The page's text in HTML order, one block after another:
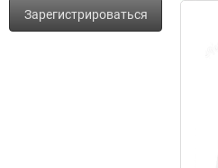
Зарегистрироваться